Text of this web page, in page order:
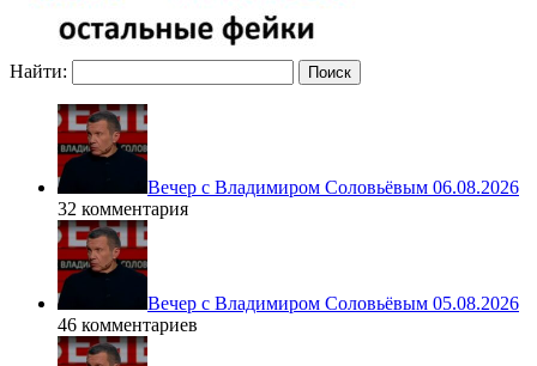
Найти:
Вечер с Владимиром Соловьёвым 06.08.2026
32 комментария
Вечер с Владимиром Соловьёвым 05.08.2026
46 комментариев